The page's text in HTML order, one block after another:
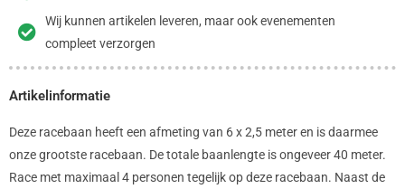
Wij kunnen artikelen leveren, maar ook evenementen
compleet verzorgen
Artikelinformatie
Deze racebaan heeft een afmeting van 6 x 2,5 meter en is daarmee
onze grootste racebaan. De totale baanlengte is ongeveer 40 meter.
Race met maximaal 4 personen tegelijk op deze racebaan. Naast de